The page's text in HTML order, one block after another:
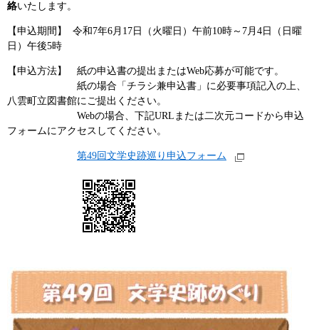
絡いたします。
【申込期間】 令和7年6月17日（火曜日）午前10時～7月4日（日曜
日）午後5時
【申込方法】 紙の申込書の提出またはWeb応募が可能です。
紙の場合「チラシ兼申込書」に必要事項記入の上、
八雲町立図書館にご提出ください。
Webの場合、下記URLまたは二次元コードから申込
フォームにアクセスしてください。
第49回文学史跡巡り申込フォーム